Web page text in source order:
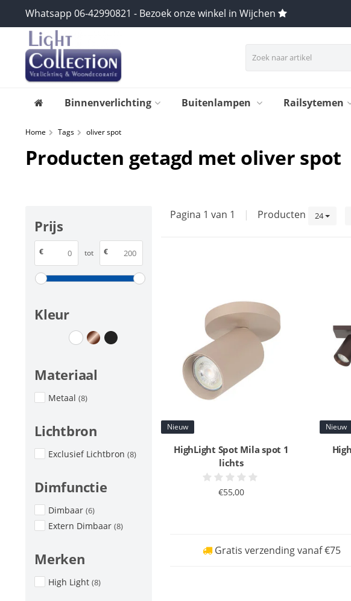
Whatsapp 06-42990821 - Bezoek onze winkel in Wijchen
Binnenverlichting Buitenlampen Railsytemen
Home Tags oliver spot
Producten getagd met oliver spot
Prijs
€ tot €
Kleur
Materiaal
Metaal (8)
Lichtbron
Exclusief Lichtbron (8)
Dimfunctie
Dimbaar (6)
Extern Dimbaar (8)
Merken
High Light (8)
Pagina 1 van 1 | Producten 24
Nieuw
HighLight Spot Mila spot 1
lichts
€55,00
Nieuw
Gratis verzending vanaf €75